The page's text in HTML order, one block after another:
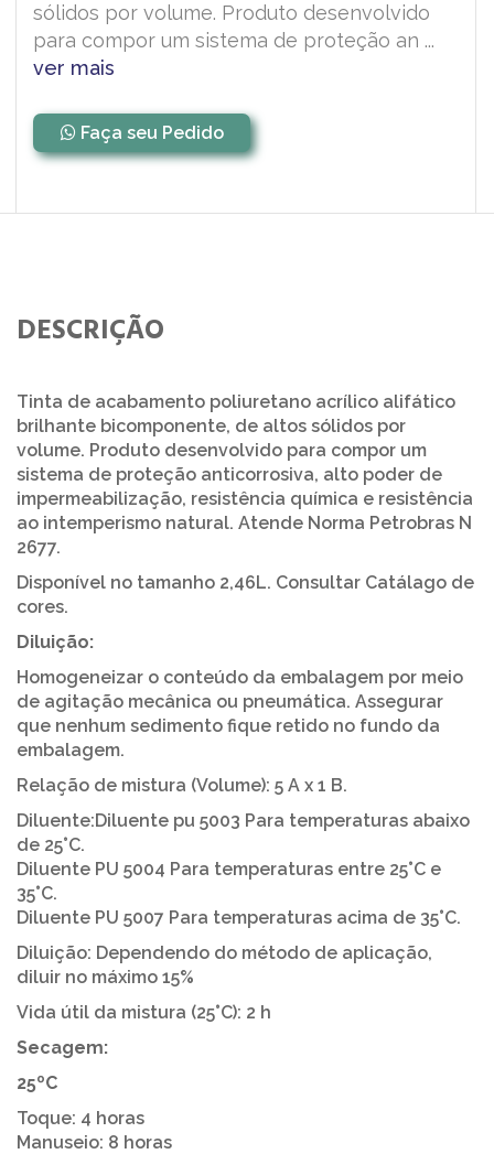
sólidos por volume. Produto desenvolvido
para compor um sistema de proteção an ...
ver mais
Faça seu Pedido
DESCRIÇÃO
Tinta de acabamento poliuretano acrílico alifático
brilhante bicomponente, de altos sólidos por
volume. Produto desenvolvido para compor um
sistema de proteção anticorrosiva, alto poder de
impermeabilização, resistência química e resistência
ao intemperismo natural. Atende Norma Petrobras N
2677.
Disponível no tamanho 2,46L. Consultar Catálago de
cores.
Diluição:
Homogeneizar o conteúdo da embalagem por meio
de agitação mecânica ou pneumática. Assegurar
que nenhum sedimento fique retido no fundo da
embalagem.
Relação de mistura (Volume): 5 A x 1 B.
Diluente:Diluente pu 5003 Para temperaturas abaixo
de 25°C.
Diluente PU 5004 Para temperaturas entre 25°C e
35°C.
Diluente PU 5007 Para temperaturas acima de 35°C.
Diluição: Dependendo do método de aplicação,
diluir no máximo 15%
Vida útil da mistura (25°C): 2 h
Secagem:
25ºC
Toque: 4 horas
Manuseio: 8 horas